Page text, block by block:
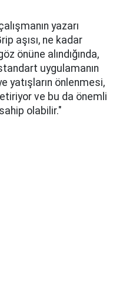
yazarı
aşısı, ne kadar
önüne alındığında,
uygulamanın
yatışların önlenmesi,
ve bu da önemli
olabilir."